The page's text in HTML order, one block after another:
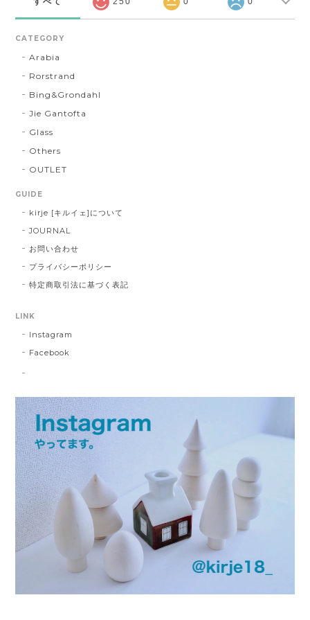
CATEGORY
Arabia
Rorstrand
Bing&Grondahl
Jie Gantofta
Glass
Others
OUTLET
GUIDE
kirje [キルイェ]について
JOURNAL
お問い合わせ
プライバシーポリシー
特定商取引法に基づく表記
LINK
Instagram
Facebook